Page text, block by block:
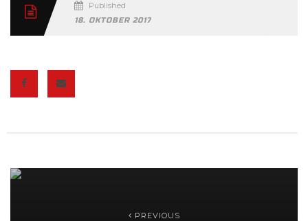
Published
18. OKTOBER 2017
PREVIOUS